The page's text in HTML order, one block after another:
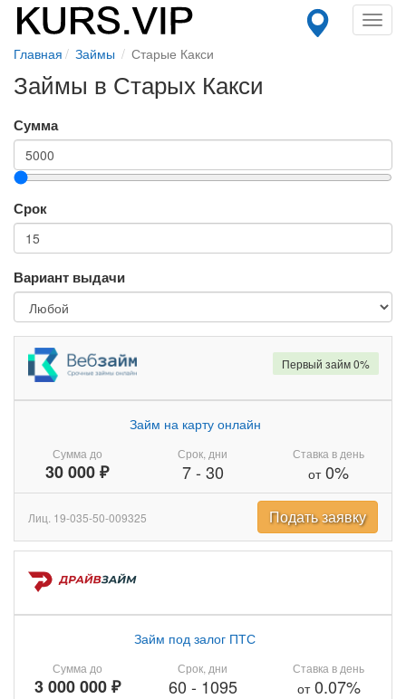
Главная Займы Старые Какси
Займы в Старых Какси
Сумма
Срок
Вариант выдачи
Сумма до
30 000 ₽
Займ на карту онлайн
Срок, дни
7- 30
Ставка в день
от0%
Первый займ 0%
Лиц. 19-035-50-009325 Подать заявку
Сумма до
3 000 000 ₽
Займ под залог ПТС
Срок, дни
60 - 1095
Ставка в день
от0.07%